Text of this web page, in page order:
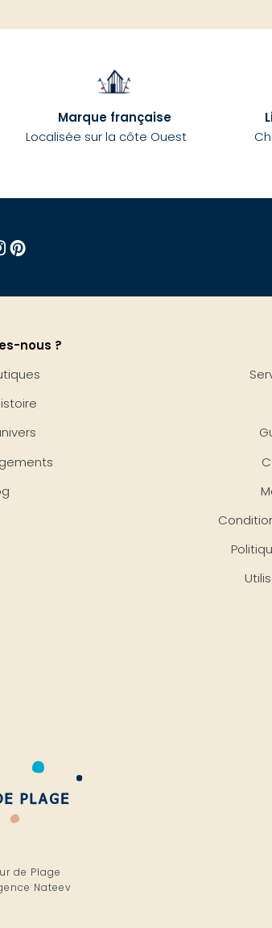
Marque française
Localisée sur la côte Ouest
nous ?
de Plage
Nateev